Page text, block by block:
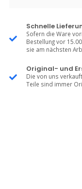
Schnelle
Sofern die Ware
Bestellung vor
sie am nächsten
Original- und
Die von uns
Teile sind immer